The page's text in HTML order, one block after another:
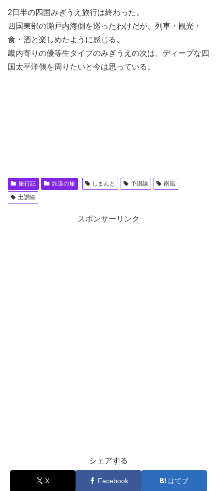
2日半の四国みぎうえ旅行は終わった。
四国東部の瀬戸内海側を巡ったわけだが、列車・観光・
食・酒と楽しめたように感じる。
畿内寄りの優等生タイプのみぎうえの次は、ディープな四
国太平洋側を周りたいと今は思っている。
旅行記 鉄道の旅 しまんと 予讃線
南風
土讃線
スポンサーリンク
シェアする
X Facebook はてブ